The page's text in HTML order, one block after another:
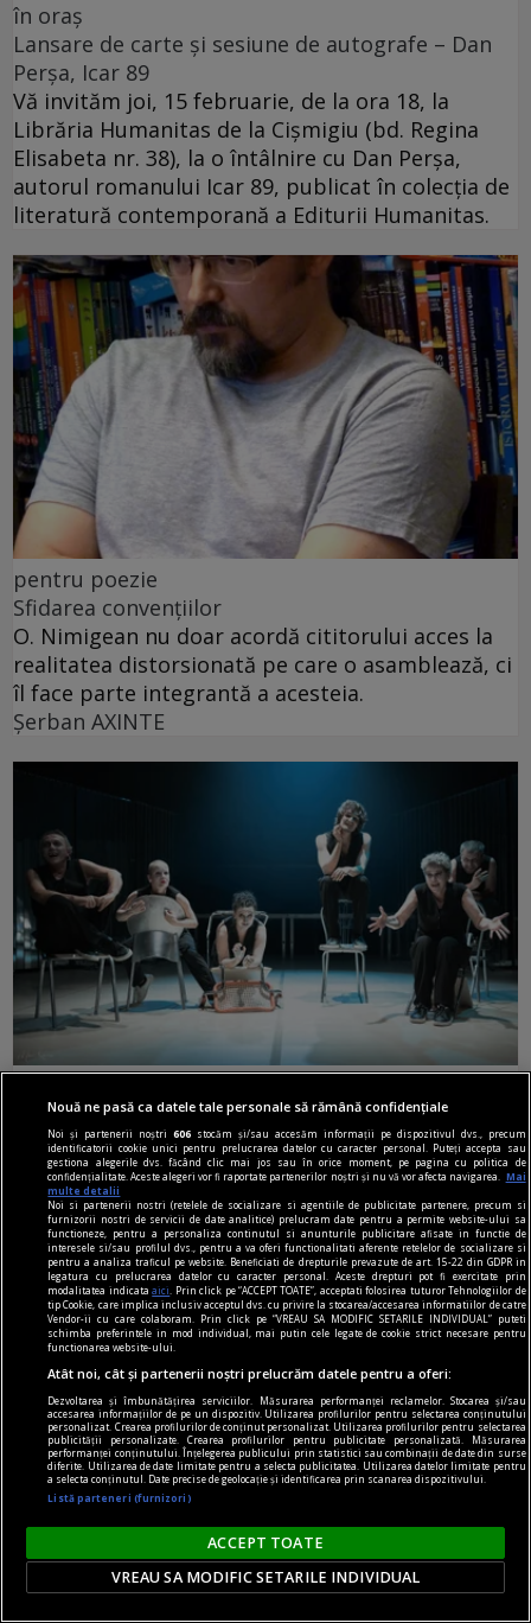
în oraș
Lansare de carte și sesiune de autografe – Dan
Perșa, Icar 89
Vă invităm joi, 15 februarie, de la ora 18, la
Librăria Humanitas de la Cişmigiu (bd. Regina
Elisabeta nr. 38), la o întâlnire cu Dan Perșa,
autorul romanului Icar 89, publicat în colecția de
literatură contemporană a Editurii Humanitas.
pentru poezie
Sfidarea convențiilor
O. Nimigean nu doar acordă cititorului acces la
realitatea distorsionată pe care o asamblează, ci
îl face parte integrantă a acesteia.
Şerban AXINTE
Teatru de cartier
Dorința de a surprinde tabloul social în
complexitatea lui, cu toate conexiunile dintre
fenomene, are însă și un revers.
Oana STOICA
regimul artelor şi muniţiilor
Nouă ne pasă ca datele tale personale să rămână confidențiale
Noi și partenerii noștri606 stocăm și/sau accesăm informații pe dispozitivul dvs., precum
identificatorii cookie unici pentru prelucrarea datelor cu caracter personal. Puteți accepta sau
gestiona alegerile dvs. făcând clic mai jos sau în orice moment, pe pagina cu politica de
confidențialitate. Aceste alegeri vor fi raportate partenerilor noștri și nu vă vor afecta navigarea.
Mai
multe detalii
Noi si partenerii nostri (retelele de socializare si agentiile de publicitate partenere, precum si
furnizorii nostri de servicii de date analitice) prelucram date pentru a permite website-ului sa
functioneze, pentru a personaliza continutul si anunturile publicitare afisate in functie de
interesele si/sau profilul dvs., pentru a va oferi functionalitati aferente retelelor de socializare si
pentru a analiza traficul pe website. Beneficiati de drepturile prevazute de art. 15-22 din GDPR in
legatura cu prelucrarea datelor cu caracter personal. Aceste drepturi pot fi exercitate prin
modalitatea indicataaici
. Prin click pe “ACCEPT TOATE”, acceptati folosirea tuturor Tehnologiilor de
tip Cookie, care implica inclusiv acceptul dvs. cu privire la stocarea/accesarea informatiilor de catre
Vendor-ii cu care colaboram. Prin click pe “VREAU SA MODIFIC SETARILE INDIVIDUAL” puteti
schimba preferintele in mod individual, mai putin cele legate de cookie strict necesare pentru
functionarea website-ului.
Atât noi, cât și partenerii noștri prelucrăm datele pentru a oferi:
Dezvoltarea și îmbunătățirea serviciilor. Măsurarea performanței reclamelor. Stocarea și/sau
accesarea informațiilor de pe un dispozitiv. Utilizarea profilurilor pentru selectarea conținutului
personalizat. Crearea profilurilor de conținut personalizat. Utilizarea profilurilor pentru selectarea
publicității personalizate. Crearea profilurilor pentru publicitate personalizată. Măsurarea
performanței conținutului. Înțelegerea publicului prin statistici sau combinații de date din surse
diferite. Utilizarea de date limitate pentru a selecta publicitatea. Utilizarea datelor limitate pentru
a selecta conținutul. Date precise de geolocație și identificarea prin scanarea dispozitivului.
Listă parteneri (furnizori)
ACCEPT TOATE
VREAU SA MODIFIC SETARILE INDIVIDUAL